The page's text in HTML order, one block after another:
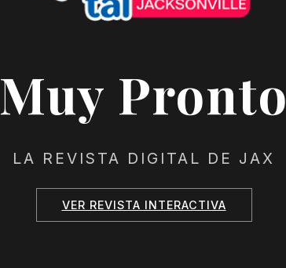
Muy Pronto
LA REVISTA DIGITAL DE JAX
VER REVISTA INTERACTIVA